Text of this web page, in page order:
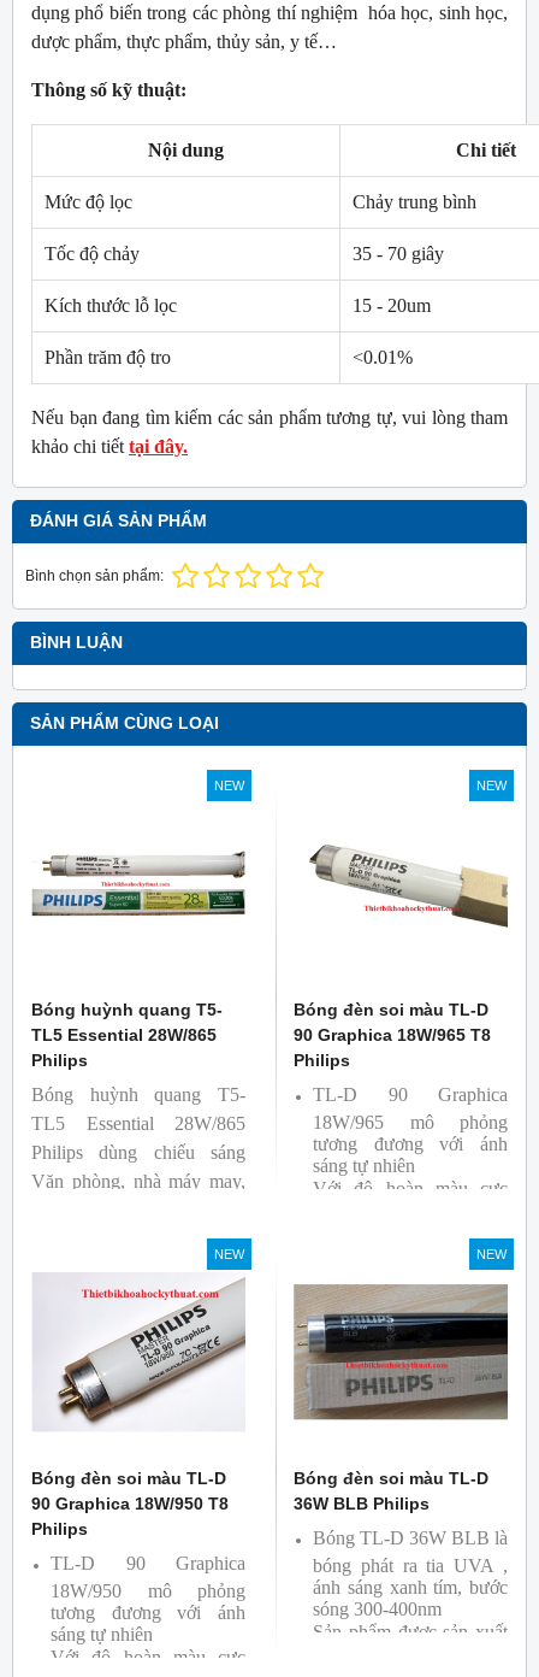
dụng phổ biến trong các phòng thí nghiệm hóa học, sinh học,
dược phẩm, thực phẩm, thủy sản, y tế…
Thông số kỹ thuật:
Nội dung Chi tiết
Mức độ lọc Chảy trung bình
Tốc độ chảy 35 - 70 giây
Kích thước lỗ lọc 15 - 20um
Phần trăm độ tro <0.01%
Nếu bạn đang tìm kiếm các sản phẩm tương tự, vui lòng tham
khảo chi tiết tại đây.
ĐÁNH GIÁ SẢN PHẨM
Bình chọn sản phẩm:
BÌNH LUẬN
SẢN PHẨM CÙNG LOẠI
NEW
Bóng huỳnh quang T5-
TL5 Essential 28W/865
Philips
Bóng huỳnh quang T5-
TL5 Essential 28W/865
Philips dùng chiếu sáng
Văn phòng, nhà máy may,
NEW
Bóng đèn soi màu TL-D
90 Graphica 18W/965 T8
Philips
TL-D 90 Graphica
18W/965 mô phỏng
tương đương với ánh
sáng tự nhiên
Với độ hoàn màu cực
Sản phẩm được sản xuất
bởi hãng Philips, xuất xứ
Ba lan
NEW
Bóng đèn soi màu TL-D
90 Graphica 18W/950 T8
Philips
TL-D 90 Graphica
18W/950 mô phỏng
tương đương với ánh
sáng tự nhiên
Với độ hoàn màu cực
NEW
Bóng đèn soi màu TL-D
36W BLB Philips
Bóng TL-D 36W BLB là
bóng phát ra tia UVA ,
ánh sáng xanh tím, bước
sóng 300-400nm
Sản phẩm được sản xuất